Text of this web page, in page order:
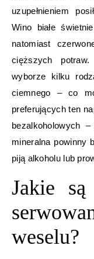
uzupełnieniem
Wino białe
natomiast
cięższych
wyborze kilku
ciemnego – co
preferujących ten
bezalkoholowych
mineralna powinny
piją alkoholu lub
Jakie są
weselu?